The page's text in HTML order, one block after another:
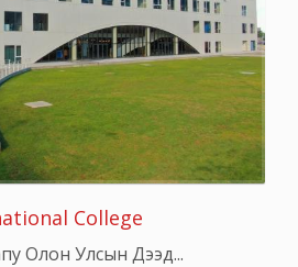
College
Олон Улсын Дээд...